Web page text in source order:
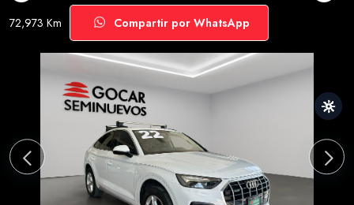
72,973 Km Compartir por WhatsApp